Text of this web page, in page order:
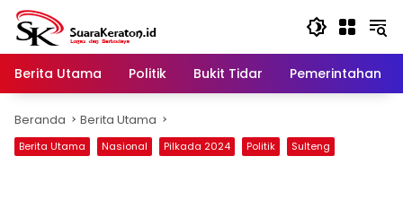
Langsung
konten
Berita Utama
Politik Bukit Tidar Pemerintahan
Beranda Berita Utama
Berita Utama Nasional Pilkada 2024 Politik Sulteng